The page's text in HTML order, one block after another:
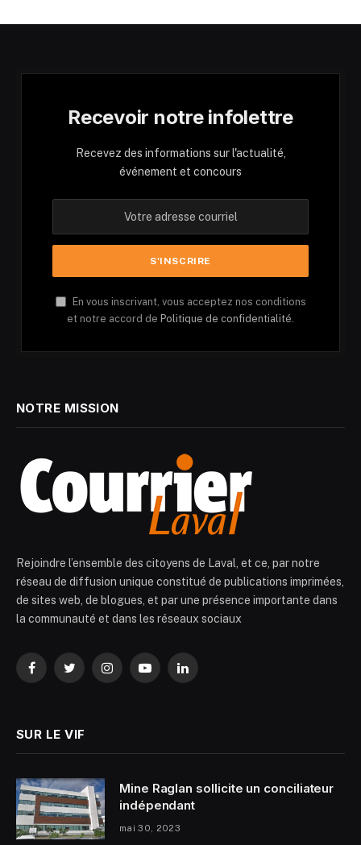
Recevoir notre infolettre
Recevez des informations sur l'actualité,
événement et concours
En vous inscrivant, vous acceptez nos conditions
et notre accord de Politique de confidentialité.
NOTRE MISSION
Rejoindre l’ensemble des citoyens de Laval, et ce, par notre
réseau de diffusion unique constitué de publications imprimées,
de sites web, de blogues, et par une présence importante dans
la communauté et dans les réseaux sociaux
FacebookTwitterInstagramYouTubeLinkedIn
SUR LE VIF
Mine Raglan sollicite un conciliateur
indépendant
mai 30, 2023